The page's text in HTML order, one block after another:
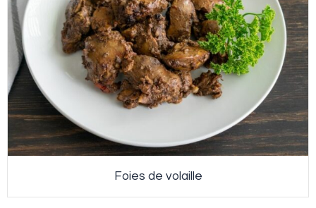
Foies de volaille